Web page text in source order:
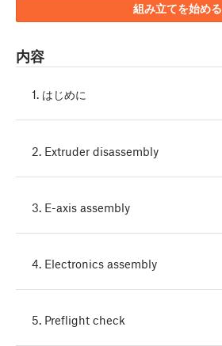
組み立てを始める
内容
1. はじめに
2. Extruder disassembly
3. E-axis assembly
4. Electronics assembly
5. Preflight check